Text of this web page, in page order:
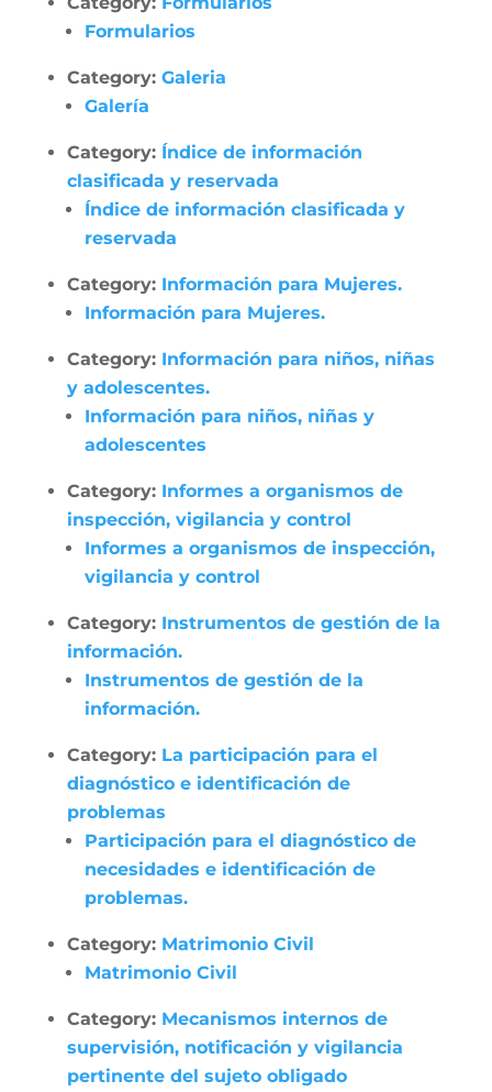
Formularios
Category: Galeria
Galería
Category: Índice de información
clasificada y reservada
Índice de información clasificada y
reservada
Category: Información para Mujeres.
Información para Mujeres.
Category: Información para niños, niñas
y adolescentes.
Información para niños, niñas y
adolescentes
Category: Informes a organismos de
inspección, vigilancia y control
Informes a organismos de inspección,
vigilancia y control
Category: Instrumentos de gestión de la
información.
Instrumentos de gestión de la
información.
Category: La participación para el
diagnóstico e identificación de
problemas
Participación para el diagnóstico de
necesidades e identificación de
problemas.
Category: Matrimonio Civil
Matrimonio Civil
Category: Mecanismos internos de
supervisión, notificación y vigilancia
pertinente del sujeto obligado